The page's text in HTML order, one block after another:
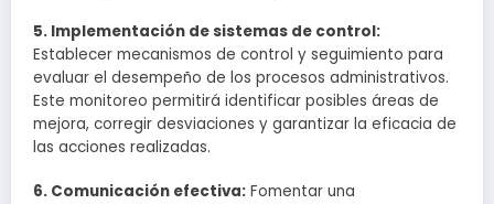
5. Implementación de sistemas de control:
Establecer mecanismos de control y seguimiento para
evaluar el desempeño de los procesos administrativos.
Este monitoreo permitirá identificar posibles áreas de
mejora, corregir desviaciones y garantizar la eficacia de
las acciones realizadas.
6. Comunicación efectiva: Fomentar una